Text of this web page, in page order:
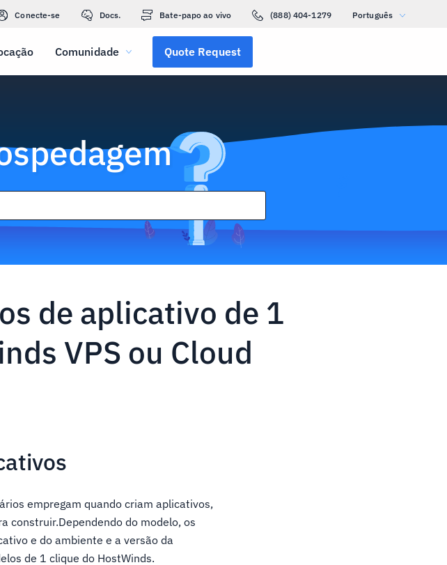
Conecte-se Docs. Bate-papo ao vivo (888) 404-1279 Português
Comunidade Quote Request
de aplicativo de 1
VPS ou Cloud
empregam quando criam aplicativos,
construir.Dependendo do modelo, os
e do ambiente e a versão da
de 1 clique do HostWinds.